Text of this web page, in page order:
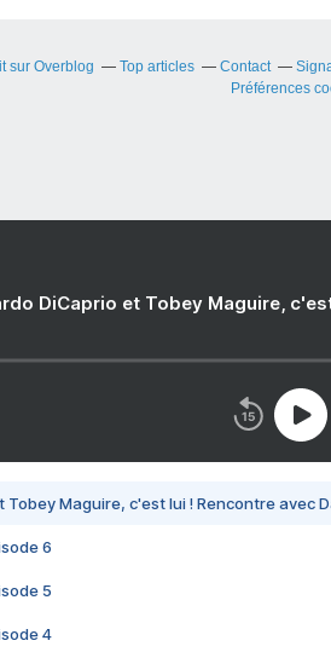
sur Overblog Top articles Contact
Préférences
DiCaprio et Tobey Maguire,
Tobey Maguire, c'est lui ! Rencontre avec
6
5
4